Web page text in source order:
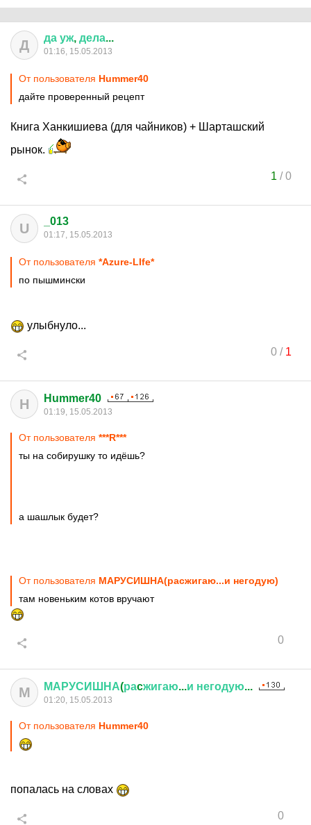
Д да уж, дела...
01:16, 15.05.2013
От пользователя Hummer40
дайте проверенный рецепт
Книга Ханкишиева (для чайников) + Шарташский
рынок.
1 /0
U _013
01:17, 15.05.2013
От пользователя *Azure-LIfe*
по пышмински
улыбнуло...
0/ 1
H Hummer40
01:19, 15.05.2013
От пользователя ***R***
ты на собирушку то идёшь?
а шашлык будет?
От пользователя МАРУСИШНА(раcжигаю...и негодую)
там новеньким котов вручают
0
М МАРУСИШНА(раcжигаю...и негодую...
01:20, 15.05.2013
От пользователя Hummer40
попалась на словах
0